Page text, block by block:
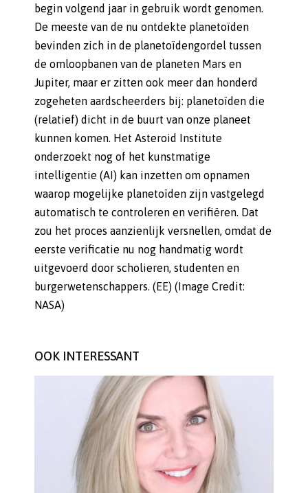
begin volgend jaar in gebruik wordt genomen.
De meeste van de nu ontdekte planetoïden
bevinden zich in de planetoïdengordel tussen
de omloopbanen van de planeten Mars en
Jupiter, maar er zitten ook meer dan honderd
zogeheten aardscheerders bij: planetoïden die
(relatief) dicht in de buurt van onze planeet
kunnen komen. Het Asteroid Institute
onderzoekt nog of het kunstmatige
intelligentie (AI) kan inzetten om opnamen
waarop mogelijke planetoïden zijn vastgelegd
automatisch te controleren en verifiëren. Dat
zou het proces aanzienlijk versnellen, omdat de
eerste verificatie nu nog handmatig wordt
uitgevoerd door scholieren, studenten en
burgerwetenschappers. (EE) (Image Credit:
NASA)
OOK INTERESSANT